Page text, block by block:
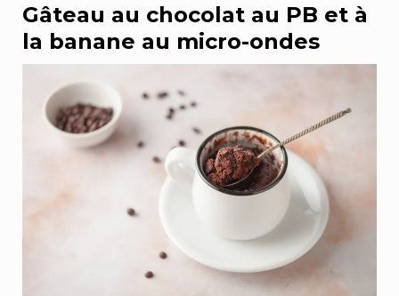
Gâteau au chocolat au PB et à
la banane au micro-ondes